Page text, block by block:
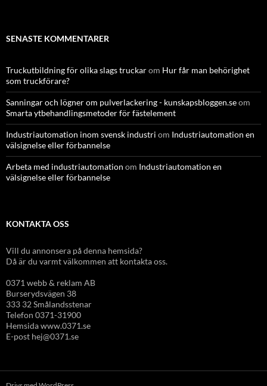
SENASTE KOMMENTARER
Truckutbildning för olika slags truckarom Hur får man behörighet
som truckförare?
Sanningar och lögner om pulverlackering - kunskapsbloggen.seom
Smarta ytbehandlingsmetoder för fästelement
Industriautomation inom svensk industri om Industriautomation en
välsignelse eller förbannelse
Arbeta med industriautomation om Industriautomation en
välsignelse eller förbannelse
KONTAKTA OSS
Vill du annonsera på denna hemsida?
Då är du varmt välkommen att kontakta oss.
0371 webb & reklam AB
Burserydsvägen 38
333 32 Smålandsstenar
Telefon 0371-31900
Hemsida www.0371.se
E-post hej@0371.se